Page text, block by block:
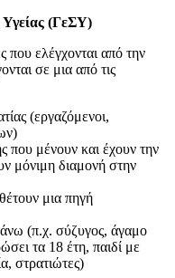
Υγείας (ΓεΣΥ)
που ελέγχονται από την
σε μια από τις
(εργαζόμενοι,
που μένουν και έχουν την
μόνιμη διαμονή στην
μια πηγή
(π.χ. σύζυγος, άγαμο
τα 18 έτη, παιδί με
στρατιώτες)